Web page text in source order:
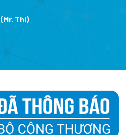
(Mr. Thi)